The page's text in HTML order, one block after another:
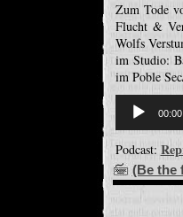
Zum Tode
Flucht &
Wolfs
im Studio:
im Poble
audio
00:00
Podcast:
(Be the